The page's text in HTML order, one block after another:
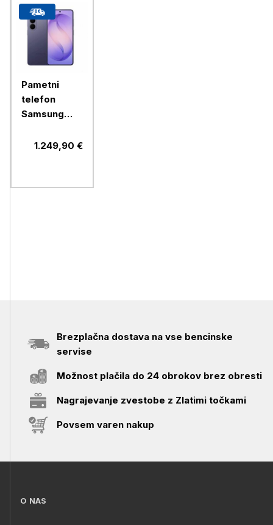
Pametni
telefon
Samsung
256GB,
S947B/DS)
1.249,90 €
Brezplačna dostava na vse bencinske
servise
Možnost plačila do 24 obrokov brez obresti
Nagrajevanje zvestobe z Zlatimi točkami
Povsem varen nakup
O NAS